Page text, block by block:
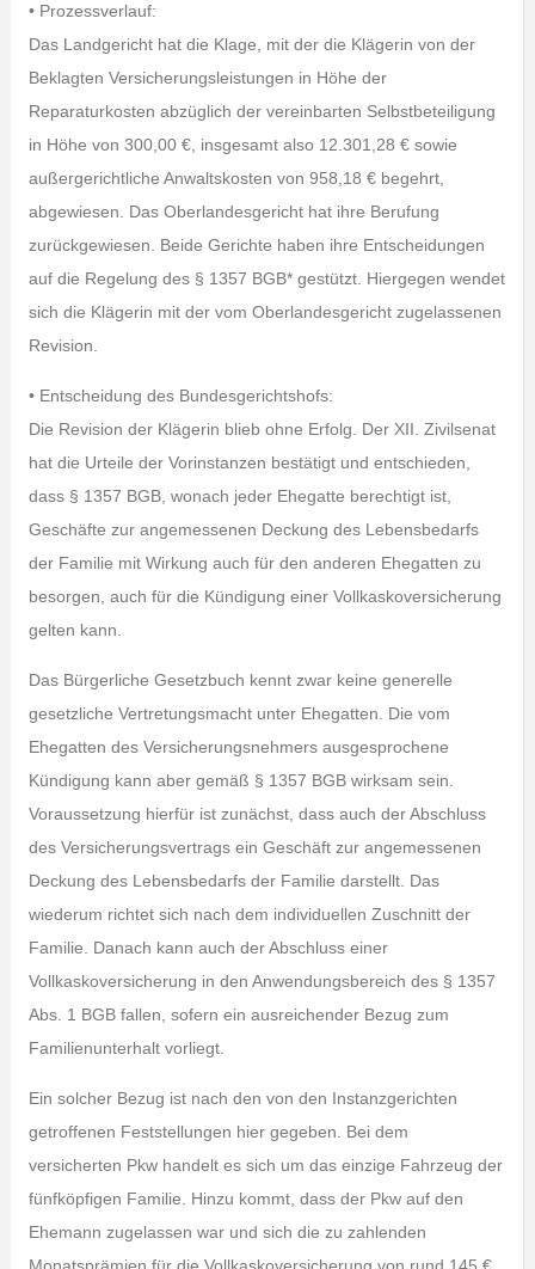
• Prozessverlauf:
Das Landgericht hat die Klage, mit der die Klägerin von der
Beklagten Versicherungsleistungen in Höhe der
Reparaturkosten abzüglich der vereinbarten Selbstbeteiligung
in Höhe von 300,00 €, insgesamt also 12.301,28 € sowie
außergerichtliche Anwaltskosten von 958,18 € begehrt,
abgewiesen. Das Oberlandesgericht hat ihre Berufung
zurückgewiesen. Beide Gerichte haben ihre Entscheidungen
auf die Regelung des § 1357 BGB* gestützt. Hiergegen wendet
sich die Klägerin mit der vom Oberlandesgericht zugelassenen
Revision.
• Entscheidung des Bundesgerichtshofs:
Die Revision der Klägerin blieb ohne Erfolg. Der XII. Zivilsenat
hat die Urteile der Vorinstanzen bestätigt und entschieden,
dass § 1357 BGB, wonach jeder Ehegatte berechtigt ist,
Geschäfte zur angemessenen Deckung des Lebensbedarfs
der Familie mit Wirkung auch für den anderen Ehegatten zu
besorgen, auch für die Kündigung einer Vollkaskoversicherung
gelten kann.
Das Bürgerliche Gesetzbuch kennt zwar keine generelle
gesetzliche Vertretungsmacht unter Ehegatten. Die vom
Ehegatten des Versicherungsnehmers ausgesprochene
Kündigung kann aber gemäß § 1357 BGB wirksam sein.
Voraussetzung hierfür ist zunächst, dass auch der Abschluss
des Versicherungsvertrags ein Geschäft zur angemessenen
Deckung des Lebensbedarfs der Familie darstellt. Das
wiederum richtet sich nach dem individuellen Zuschnitt der
Familie. Danach kann auch der Abschluss einer
Vollkaskoversicherung in den Anwendungsbereich des § 1357
Abs. 1 BGB fallen, sofern ein ausreichender Bezug zum
Familienunterhalt vorliegt.
Ein solcher Bezug ist nach den von den Instanzgerichten
getroffenen Feststellungen hier gegeben. Bei dem
versicherten Pkw handelt es sich um das einzige Fahrzeug der
fünfköpfigen Familie. Hinzu kommt, dass der Pkw auf den
Ehemann zugelassen war und sich die zu zahlenden